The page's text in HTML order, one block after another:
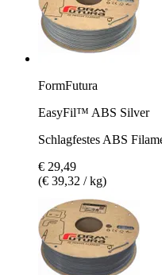
FormFutura
EasyFil™ ABS Silver
Schlagfestes ABS
€ 29,49
(€ 39,32 / kg)